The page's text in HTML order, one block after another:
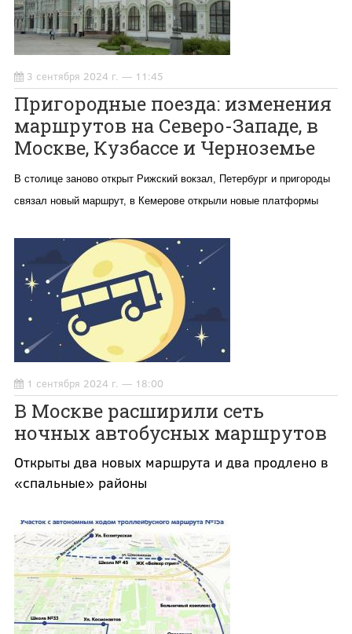
3 сентября 2024 г. — 11:45
Пригородные поезда: изменения
маршрутов на Северо-Западе, в
Москве, Кузбассе и Черноземье
В столице заново открыт Рижский вокзал, Петербург и пригороды
связал новый маршрут, в Кемерове открыли новые платформы
1 сентября 2024 г. — 18:00
В Москве расширили сеть
ночных автобусных маршрутов
Открыты два новых маршрута и два продлено в
«спальные» районы